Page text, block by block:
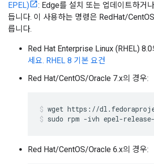
EPEL)
: Edge를 설치 또는 업데이트하거
듭니다. 이 사용하는 명령은 RedHat/
릅니다.
Red Hat Enterprise Linux (RHEL) 8.0
세요. RHEL 8 기본 요건
Red Hat/CentOS/Oracle 7.x의 경우:
sudo rpm -ivh epel-
Red Hat/CentOS/Oracle 6.x의 경우: